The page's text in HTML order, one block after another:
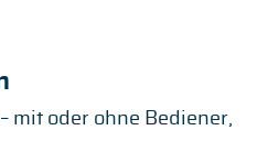
mit oder ohne Bediener,